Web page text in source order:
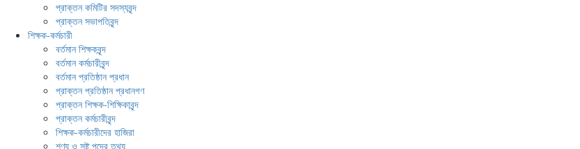
প্রাক্তন কমিটির সদস্যবৃন্দ
প্রাক্তন সভাপতিবৃন্দ
শিক্ষক-কর্মচারী
বর্তমান শিক্ষকবৃন্দ
বর্তমান কর্মচারীবৃন্দ
বর্তমান প্রতিষ্ঠান প্রধান
প্রাক্তন প্রতিষ্ঠান প্রধানগণ
প্রাক্তন শিক্ষক-শিক্ষিকাবৃন্দ
প্রাক্তন কর্মচারীবৃন্দ
শিক্ষক-কর্মচারীদের হাজিরা
শূণ্য ও সৃষ্ট পদের তথ্য